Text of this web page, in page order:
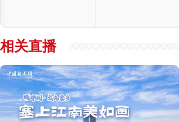
相关直播